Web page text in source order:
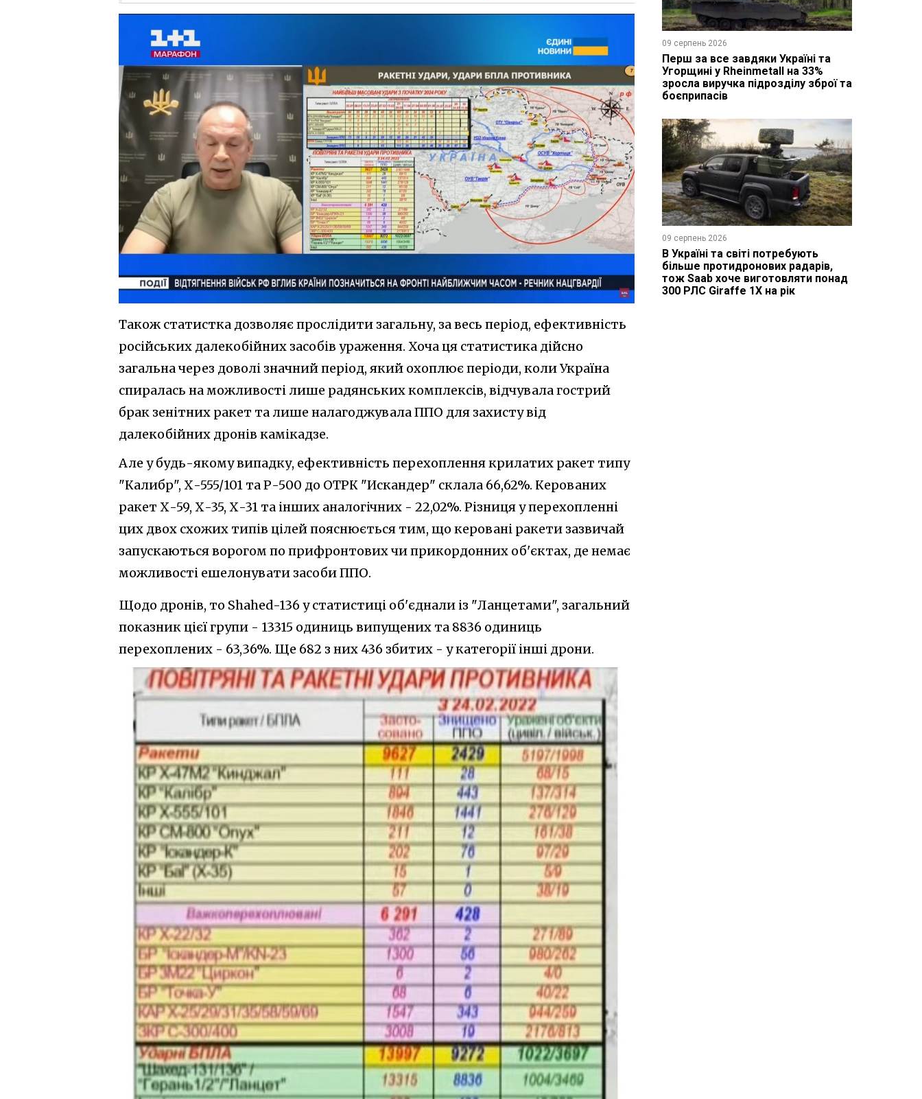
Також статистка дозволяє прослідити загальну, за весь період, ефективність
російських далекобійних засобів ураження. Хоча ця статистика дійсно
загальна через доволі значний період, який охоплює періоди, коли Україна
спиралась на можливості лише радянських комплексів, відчувала гострий
брак зенітних ракет та лише налагоджувала ППО для захисту від
далекобійних дронів камікадзе.
Але у будь-якому випадку, ефективність перехоплення крилатих ракет типу
"Калибр", Х-555/101 та Р-500 до ОТРК "Искандер" склала 66,62%. Керованих
ракет Х-59, Х-35, Х-31 та інших аналогічних - 22,02%. Різниця у перехопленні
цих двох схожих типів цілей пояснюється тим, що керовані ракети зазвичай
запускаються ворогом по прифронтових чи прикордонних об'єктах, де немає
можливості ешелонувати засоби ППО.
Щодо дронів, то Shahed-136 у статистиці об'єднали із "Ланцетами", загальний
показник цієї групи - 13315 одиниць випущених та 8836 одиниць
перехоплених - 63,36%. Ще 682 з них 436 збитих - у категорії інші дрони.
09 серпень 2026
Перш за все завдяки Україні та
Угорщині у Rheinmetall на 33%
зросла виручка підрозділу зброї та
боєприпасів
09 серпень 2026
В Україні та світі потребують
більше протидронових радарів,
тож Saab хоче виготовляти понад
300 РЛС Giraffe 1X на рік